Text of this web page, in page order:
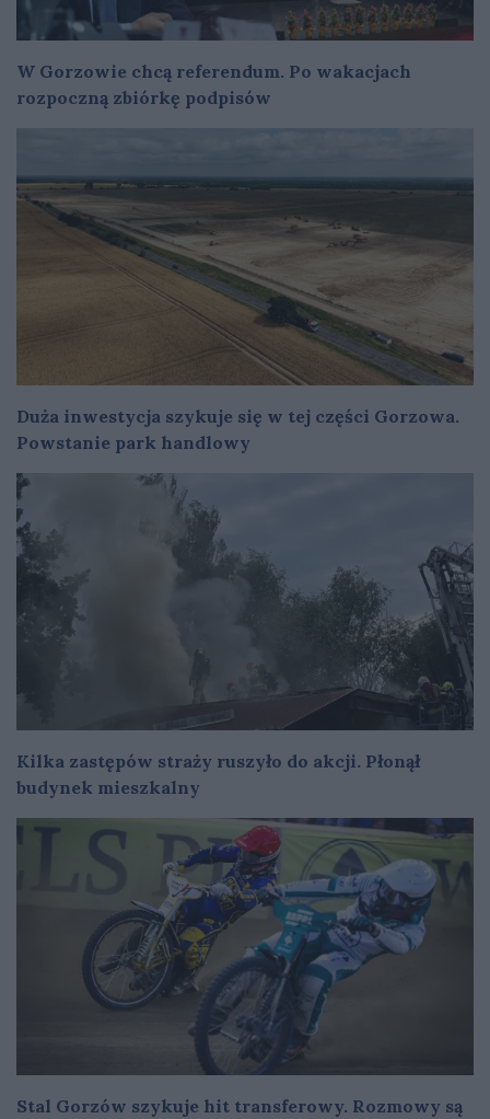
W Gorzowie chcą referendum. Po wakacjach
rozpoczną zbiórkę podpisów
Duża inwestycja szykuje się w tej części Gorzowa.
Powstanie park handlowy
Kilka zastępów straży ruszyło do akcji. Płonął
budynek mieszkalny
Stal Gorzów szykuje hit transferowy. Rozmowy są